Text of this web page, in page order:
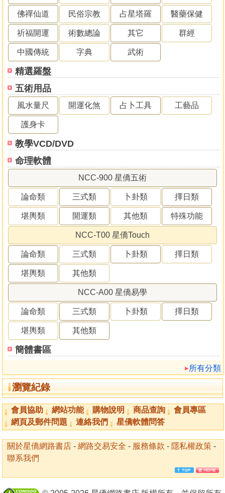
佛禪仙道 民俗宗教 占星塔羅 醫藥保健
祈福開運 術數總論 其它 群經
中國傳統 字典 武術
精選羅盤
五術用品
風水量尺 開運化煞 占卜工具 工藝品
護身卡
教學VCD/DVD
命理軟體
NCC-900 星僑五術
論命類 三式類 卜卦類 擇日類
堪輿類 開運類 其他類 特殊功能
NCC-T00 星僑Touch
論命類 三式類 卜卦類 擇日類
堪輿類 其他類
NCC-A00 星僑易學
論命類 三式類 卜卦類 擇日類
堪輿類 其他類
簡體書區
所有分類
瀏覽紀錄
會員協助 網站功能 購物說明 商品查詢
會員專區
網頁及郵件問題
連絡我們 星僑軟體問答
關於星僑網路書店 - 網路交易安全 - 服務條款 - 隱私權政策 -
聯系我們